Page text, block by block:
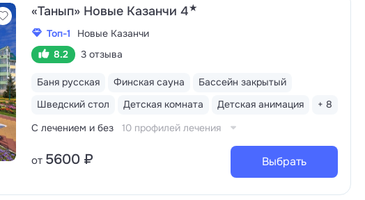
«Танып» Новые Казанчи 4★
Топ-1
Новые Казанчи
8.2
3 отзыва
Баня русская Финская сауна
Бассейн закрытый
Шведский стол
Детская комната Детская анимация
+ 8
С лечением и без
10 профилей лечения
от 5600 ₽ Выбрать